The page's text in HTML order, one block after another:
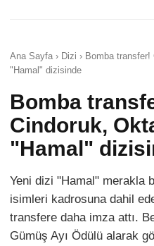
Ana Sayfa › Dizi › Bomba
"Hamal" dizisinde
Bomba
Cindoruk,
"Hamal"
Yeni dizi "Hamal" merakla
isimleri kadrosuna dahil
transfere daha imza attı.
Gümüş Ayı Ödülü alarak